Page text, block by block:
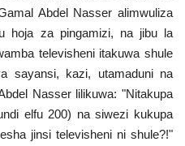
wa
Abdel Nasser alimwuliza
hoja za pingamizi, na jibu la
televisheni itakuwa shule
sayansi, kazi, utamaduni na
Nasser lilikuwa: "Nitakupa
elfu 200) na siwezi kukupa
jinsi televisheni ni shule?!"